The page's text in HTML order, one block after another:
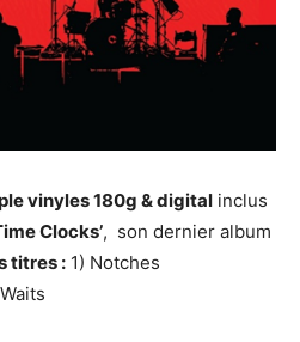
vinyles 180g & digital inclus
Clocks’, son dernier album
titres : 1) Notches